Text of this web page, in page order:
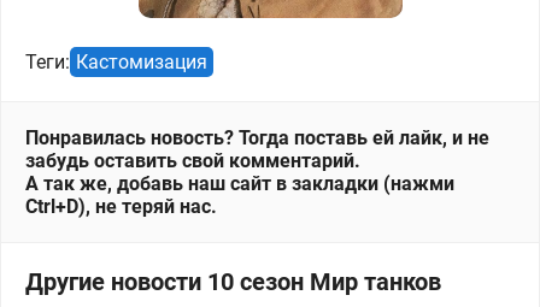
Теги: Кастомизация
Понравилась новость? Тогда поставь ей лайк, и не
забудь оставить свой комментарий.
А так же, добавь наш сайт в закладки (нажми
Ctrl+D), не теряй нас.
Другие новости 10 сезон Мир танков